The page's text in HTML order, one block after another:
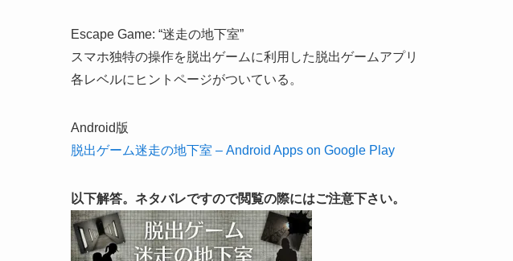
Escape Game: “迷走の地下室”
スマホ独特の操作を脱出ゲームに利用した脱出ゲームアプリ
各レベルにヒントページがついている。
Android版
脱出ゲーム迷走の地下室 – Android Apps on Google Play
以下解答。ネタバレですので閲覧の際にはご注意下さい。